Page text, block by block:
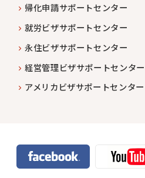
帰化申請サポートセンター
就労ビザサポートセンター
永住ビザサポートセンター
経営管理ビザサポートセンター
アメリカビザサポートセンター